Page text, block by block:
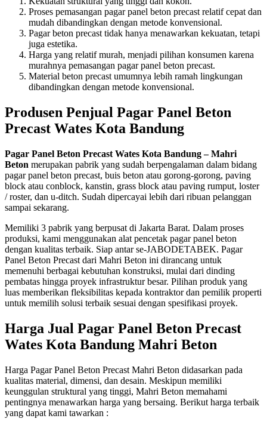
Proses pemasangan pagar panel beton precast relatif cepat dan
mudah dibandingkan dengan metode konvensional.
Pagar beton precast tidak hanya menawarkan kekuatan, tetapi
juga estetika.
Harga yang relatif murah, menjadi pilihan konsumen karena
murahnya pemasangan pagar panel beton precast.
Material beton precast umumnya lebih ramah lingkungan
dibandingkan dengan metode konvensional.
Produsen Penjual Pagar Panel Beton
Precast Wates Kota Bandung
Pagar Panel Beton Precast Wates Kota Bandung – Mahri
Beton merupakan pabrik yang sudah berpengalaman dalam bidang
pagar panel beton precast, buis beton atau gorong-gorong, paving
block atau conblock, kanstin, grass block atau paving rumput, loster
/ roster, dan u-ditch. Sudah dipercayai lebih dari ribuan pelanggan
sampai sekarang.
Memiliki 3 pabrik yang berpusat di Jakarta Barat. Dalam proses
produksi, kami menggunakan alat pencetak pagar panel beton
dengan kualitas terbaik. Siap antar se-JABODETABEK. Pagar
Panel Beton Precast dari Mahri Beton ini dirancang untuk
memenuhi berbagai kebutuhan konstruksi, mulai dari dinding
pembatas hingga proyek infrastruktur besar. Pilihan produk yang
luas memberikan fleksibilitas kepada kontraktor dan pemilik properti
untuk memilih solusi terbaik sesuai dengan spesifikasi proyek.
Harga Jual Pagar Panel Beton Precast
Wates Kota Bandung Mahri Beton
Harga Pagar Panel Beton Precast Mahri Beton didasarkan pada
kualitas material, dimensi, dan desain. Meskipun memiliki
keunggulan struktural yang tinggi, Mahri Beton memahami
pentingnya menawarkan harga yang bersaing. Berikut harga terbaik
yang dapat kami tawarkan :